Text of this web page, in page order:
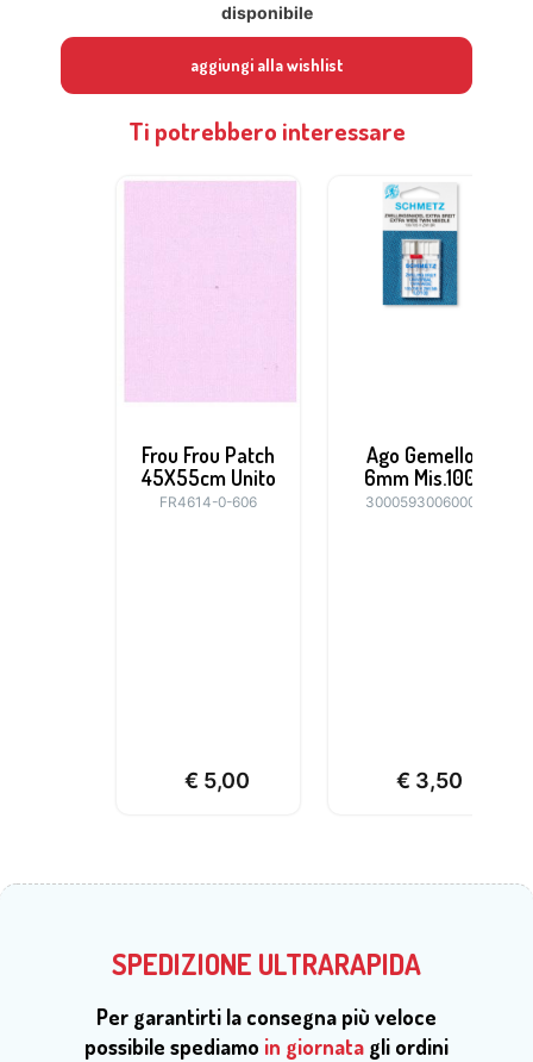
disponibile
aggiungi alla wishlist
Ti potrebbero interessare
Frou Frou Patch
45X55cm Unito
FR4614-0-606
€ 5,00
Ago Gemello
6mm Mis.100
3000593006000
€ 3,50
SPEDIZIONE ULTRARAPIDA
Per garantirti la consegna più veloce
possibile spediamo in giornata gli ordini